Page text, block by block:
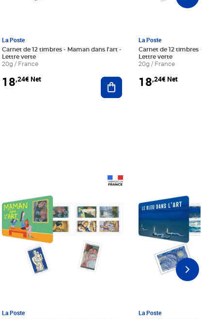
au panier
La Poste
Carnet de 12 timbres - Maman dans l'art -
Lettre verte
20g / France
18,24€ Net Ajouter au panier
La Poste
Carnet de 12 timbres - Le
Lettre verte
20g / France
18,24€ Net
La Poste La Poste